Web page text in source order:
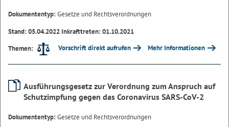
Dokumententyp:Gesetze und Rechtsverordnungen
Stand: 05.04.2022 Inkrafttreten: 01.10.2021
Themen:
Vorschrift direkt aufrufen Mehr Informationen
Ausführungsgesetz zur Verordnung zum Anspruch auf
Schutzimpfung gegen das Coronavirus SARS-CoV-2
Dokumententyp:Gesetze und Rechtsverordnungen